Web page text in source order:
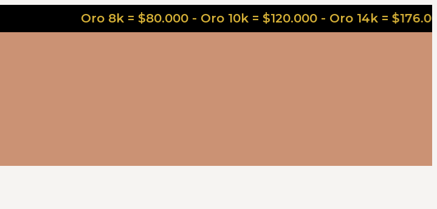
Oro 8k = $80.000 - Oro 10k = $120.000 - Oro 14k = $176.000 -